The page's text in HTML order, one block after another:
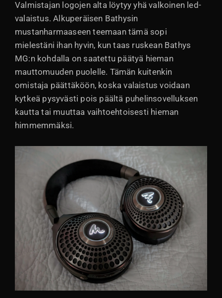
Valmistajan logojen alta löytyy yhä valkoinen led-
valaistus. Alkuperäisen Bathysin
mustanharmaaseen teemaan tämä sopi
mielestäni ihan hyvin, kun taas ruskean Bathys
MG:n kohdalla on saatettu päätyä hieman
mauttomuuden puolelle. Tämän kuitenkin
omistaja päättäköön, koska valaistus voidaan
kytkeä pysyvästi pois päältä puhelinsovelluksen
kautta tai muuttaa vaihtoehtoisesti hieman
himmemmäksi.